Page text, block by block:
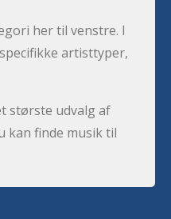
her til venstre. I
artisttyper,
største udvalg af
kan finde musik til